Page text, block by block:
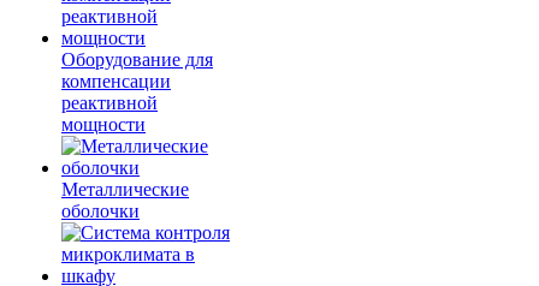
Оборудование для
компенсации
реактивной
мощности
Металлические
оболочки